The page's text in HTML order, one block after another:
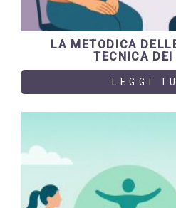
LA METODICA
TECNICA DEI
LEGGI